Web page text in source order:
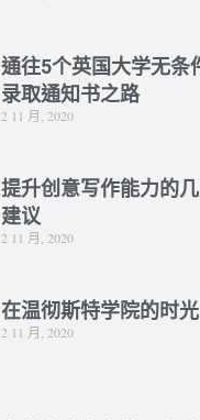
通往5个英国大学无条
录取通知书之路
2 11 月, 2020
提升创意写作能力的
建议
2 11 月, 2020
在温彻斯特学院的时光
2 11 月, 2020